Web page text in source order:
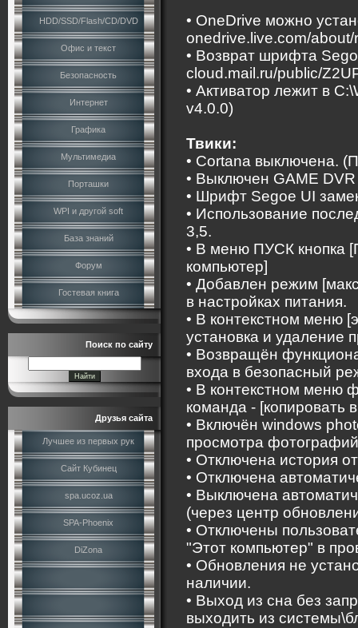
HDD/SSD/Flash/CD/DVD
Офис и текст
Безопасность
Интернет
Графика
Мультимедиа
Порташки
WPI и другой soft
База знаний
Форум
Гостевая книга
Поиск по сайту
Друзья сайта
Лучшее из первых рук
Сайт Кубинец
spa.ucoz.ua
SPA-Phoenix
DiZona
• OneDrive можно
onedrive.live.com/
• Возврат шрифта
cloud.mail.ru/public/
• Активатор лежит в
v4.0.0)
Твики:
• Cortana выключена.
• Выключен GAME
• Шрифт Segoe UI
• Использование
3,5.
• В меню ПУСК кнопка
компьютер]
• Добавлен режим
в настройках питания.
• В контекстном меню
установка и удаление
• Возвращён
входа в безопасный
• В контекстном меню
команда - [копировать
• Включён windows
просмотра
• Отключена история
• Отключена
• Выключена
(через центр
• Отключены
"Этот компьютер" в
• Обновления не
наличии.
• Выход из сна без
выходить из